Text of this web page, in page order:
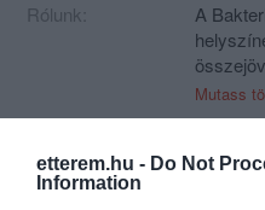
etterem.hu - Do Not
Information
Rólunk:
A
Mutass
Kapcsolat